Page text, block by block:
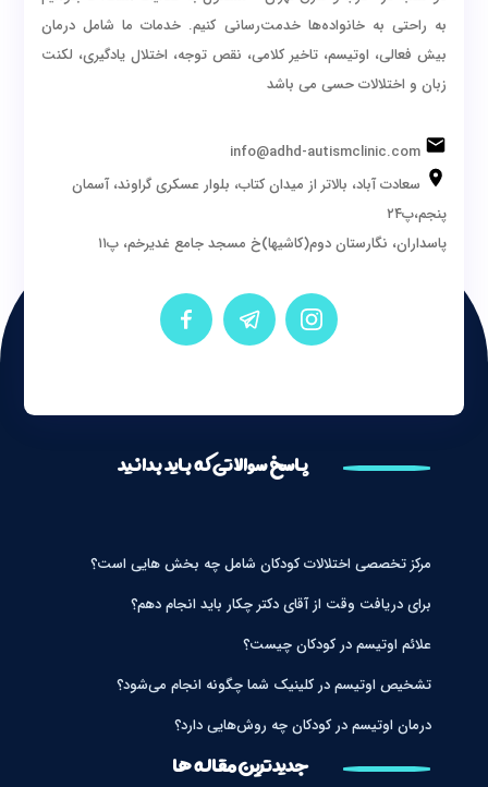
به راحتی به خانواده‌ها خدمت‌رسانی کنیم. خدمات ما شامل درمان
بیش فعالی، اوتیسم، تاخیر کلامی، نقص توجه، اختلال یادگیری، لکنت
زبان و اختلالات حسی می باشد
info@adhd-autismclinic.com
سعادت آباد، بالاتر از میدان کتاب، بلوار عسکری گراوند، آسمان
پنجم،پ۲۴
پاسداران، نگارستان دوم(کاشیها)خ مسجد جامع غدیرخم، پ۱۱
پاسخ سوالاتی که باید بدانید
مرکز تخصصی اختلالات کودکان شامل چه بخش هایی است؟
برای دریافت وقت از آقای دکتر چکار باید انجام دهم؟
علائم اوتیسم در کودکان چیست؟
تشخیص اوتیسم در کلینیک شما چگونه انجام می‌شود؟
درمان اوتیسم در کودکان چه روش‌هایی دارد؟
جدیدترین مقاله ها